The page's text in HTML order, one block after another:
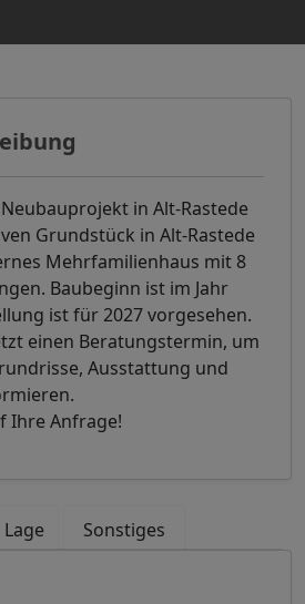
in Alt-Rastede
Grundstück in Alt-Rastede
Mehrfamilienhaus mit 8
Baubeginn ist im Jahr
ist für 2027 vorgesehen.
einen Beratungstermin, um
Ausstattung und
Ihre Anfrage!
Lage Sonstiges